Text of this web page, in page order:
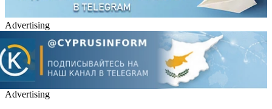
Advertising
Advertising